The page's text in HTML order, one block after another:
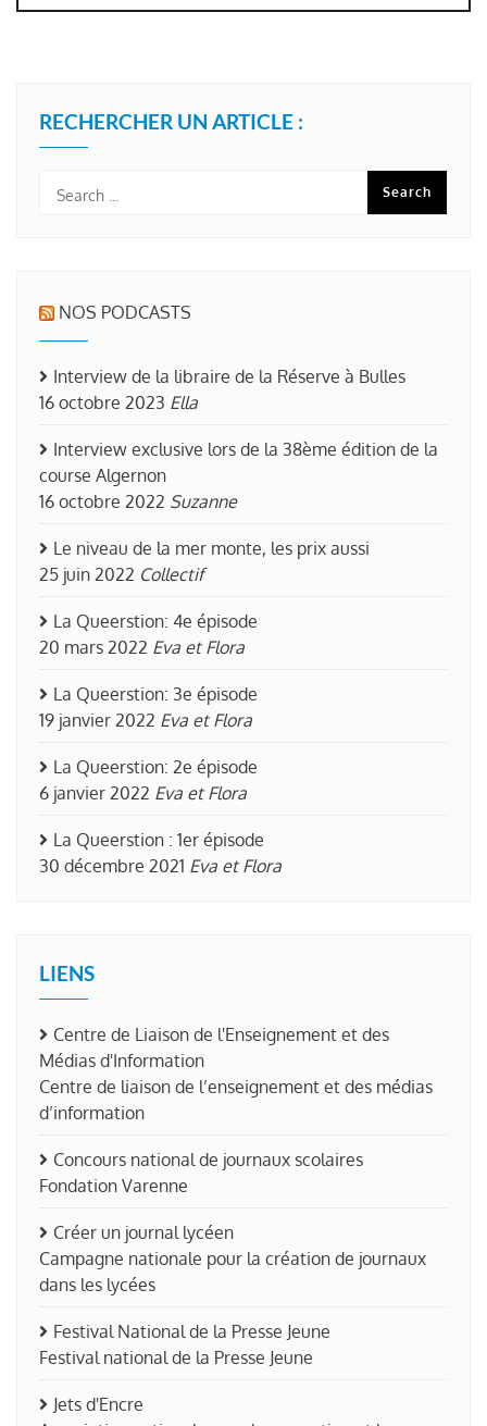
RECHERCHER UN ARTICLE :
NOS PODCASTS
Interview de la libraire de la Réserve à Bulles
16 octobre 2023 Ella
Interview exclusive lors de la 38ème édition de la
course Algernon
16 octobre 2022 Suzanne
Le niveau de la mer monte, les prix aussi
25 juin 2022 Collectif
La Queerstion: 4e épisode
20 mars 2022 Eva et Flora
La Queerstion: 3e épisode
19 janvier 2022 Eva et Flora
La Queerstion: 2e épisode
6 janvier 2022 Eva et Flora
La Queerstion : 1er épisode
30 décembre 2021 Eva et Flora
LIENS
Centre de Liaison de l'Enseignement et des
Médias d'Information
Centre de liaison de l’enseignement et des médias
d’information
Concours national de journaux scolaires
Fondation Varenne
Créer un journal lycéen
Campagne nationale pour la création de journaux
dans les lycées
Festival National de la Presse Jeune
Festival national de la Presse Jeune
Jets d'Encre